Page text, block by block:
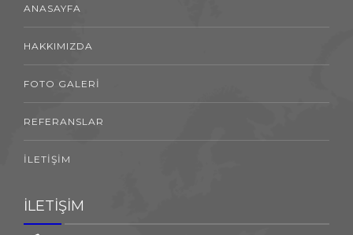
ANASAYFA
HAKKIMIZDA
FOTO GALERİ
REFERANSLAR
İLETİŞİM
İLETİŞİM